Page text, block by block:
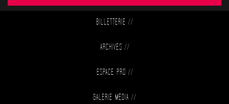
BILLETTERIE //
ARCHIVES //
ESPACE PRO //
GALERIE MÉDIA //